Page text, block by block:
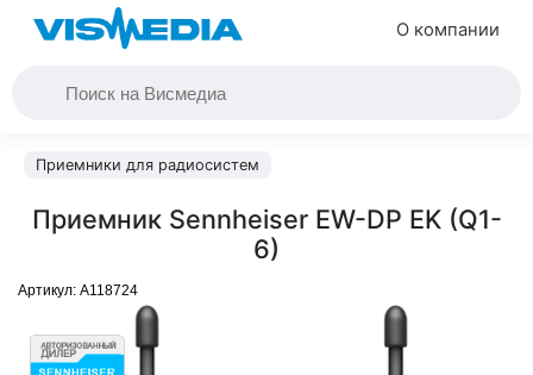
О компании
Приемники для радиосистем
Приемник Sennheiser EW-DP EK (Q1-
6)
Артикул: A118724